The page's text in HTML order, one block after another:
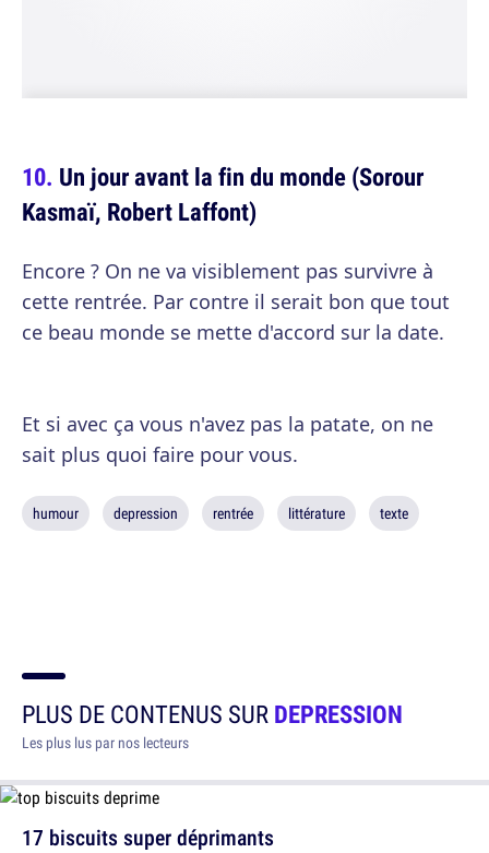
Un jour avant la fin du monde (Sorour
Kasmaï, Robert Laffont)
Encore ? On ne va visiblement pas survivre à
cette rentrée. Par contre il serait bon que tout
ce beau monde se mette d'accord sur la date.
Et si avec ça vous n'avez pas la patate, on ne
sait plus quoi faire pour vous.
humour depression rentrée littérature texte
PLUS DE CONTENUS SURDEPRESSION
Les plus lus par nos lecteurs
17 biscuits super déprimants